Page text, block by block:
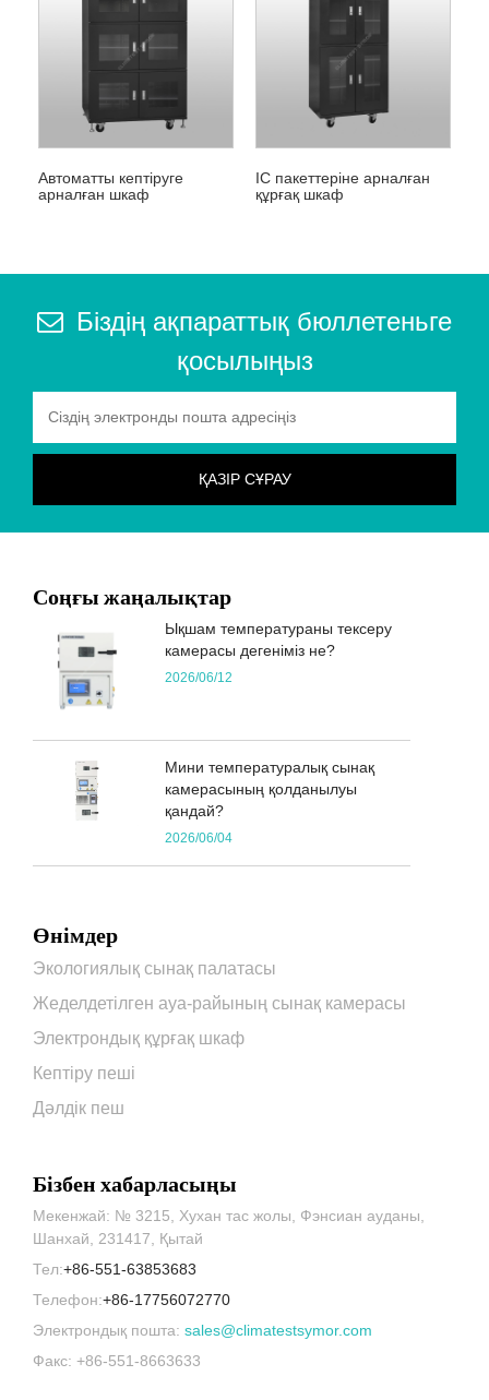
Автоматты кептіруге
арналған шкаф
IC пакеттеріне арналған
құрғақ шкаф
Біздің ақпараттық бюллетеньге
қосылыңыз
Соңғы жаңалықтар
Ықшам температураны тексеру
камерасы дегеніміз не?
2026/06/12
Мини температуралық сынақ
камерасының қолданылуы
қандай?
2026/06/04
Өнімдер
Экологиялық сынақ палатасы
Жеделдетілген ауа-райының сынақ камерасы
Электрондық құрғақ шкаф
Кептіру пеші
Дәлдік пеш
Бізбен хабарласыңы
Мекенжай: № 3215, Хухан тас жолы, Фэнсиан ауданы,
Шанхай, 231417, Қытай
Тел:+86-551-63853683
Телефон:+86-17756072770
Электрондық пошта: sales@climatestsymor.com
Факс: +86-551-8663633